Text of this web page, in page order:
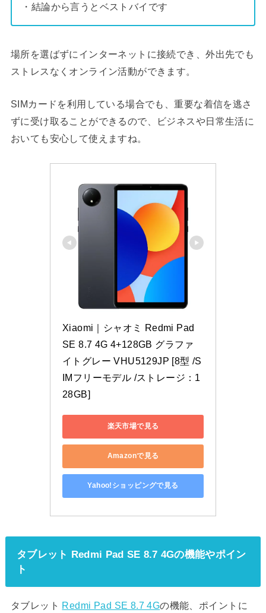
・結論から言うとベストバイです
場所を選ばずにインターネットに接続でき、外出先でも
ストレスなくオンライン活動ができます。
SIMカードを利用している場合でも、重要な着信を逃さ
ずに受け取ることができるので、ビジネスや日常生活に
おいても安心して使えますね。
Xiaomi｜シャオミ Redmi Pad
SE 8.7 4G 4+128GB グラファ
イトグレー VHU5129JP [8型 /S
IMフリーモデル /ストレージ：1
28GB]
楽天市場で見る
Amazonで見る
Yahoo!ショッピングで見る
タブレット Redmi Pad SE 8.7 4Gの機能やポイン
ト
タブレット Redmi Pad SE 8.7 4Gの機能、ポイントに